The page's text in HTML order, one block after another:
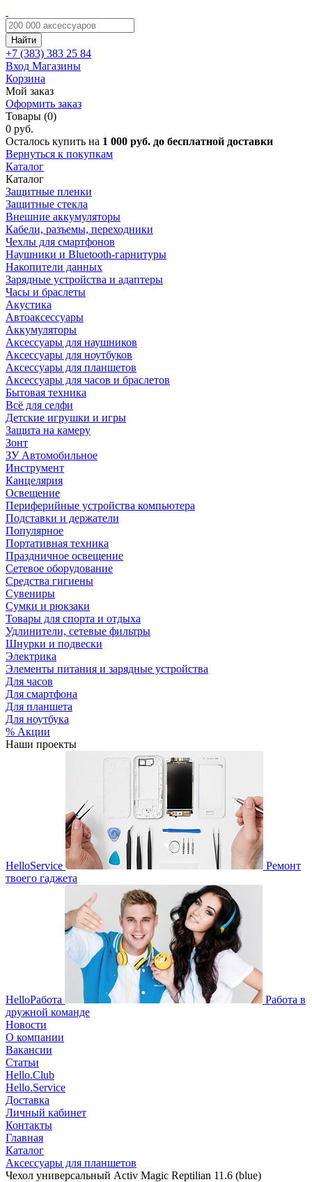
Найти
+7 (383) 383 25 84
Вход Магазины
Корзина
Мой заказ
Оформить заказ
Товары (0)
0 руб.
Осталось купить на 1 000 руб. до бесплатной доставки
Вернуться к покупкам
Каталог
Каталог
Защитные пленки
Защитные стекла
Внешние аккумуляторы
Кабели, разъемы, переходники
Чехлы для смартфонов
Наушники и Bluetooth-гарнитуры
Накопители данных
Зарядные устройства и адаптеры
Часы и браслеты
Акустика
Автоаксессуары
Аккумуляторы
Аксессуары для наушников
Аксессуары для ноутбуков
Аксессуары для планшетов
Аксессуары для часов и браслетов
Бытовая техника
Всё для селфи
Детские игрушки и игры
Защита на камеру
Зонт
ЗУ Автомобильное
Инструмент
Канцелярия
Освещение
Периферийные устройства компьютера
Подставки и держатели
Популярное
Портативная техника
Праздничное освещение
Сетевое оборудование
Средства гигиены
Сувениры
Сумки и рюкзаки
Товары для спорта и отдыха
Удлинители, сетевые фильтры
Шнурки и подвески
Электрика
Элементы питания и зарядные устройства
Для часов
Для смартфона
Для планшета
Для ноутбука
% Акции
Наши проекты
HelloService
Ремонт
твоего гаджета
HelloРабота
Работа в
дружной команде
Новости
О компании
Вакансии
Статьи
Hello.Club
Hello.Service
Доставка
Личный кабинет
Контакты
Главная
Каталог
Аксессуары для планшетов
Чехол универсальный Activ Magic Reptilian 11.6 (blue)